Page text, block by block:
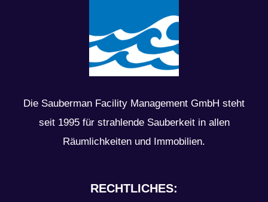
Die Sauberman Facility Management GmbH steht
seit 1995 für strahlende Sauberkeit in allen
Räumlichkeiten und Immobilien.
RECHTLICHES: